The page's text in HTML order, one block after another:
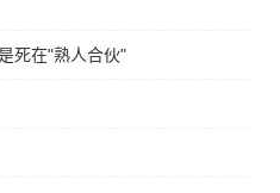
死在"熟人合伙"